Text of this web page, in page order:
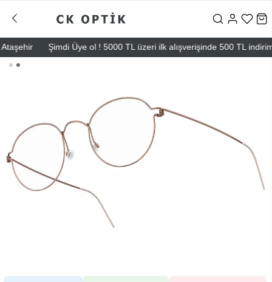
Şimdi Üye ol ! 5000 TL üzeri ilk alışverişinde 500 TL indirim